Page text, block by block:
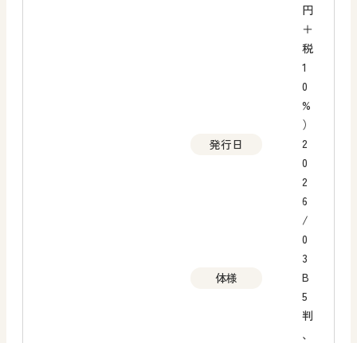
円
＋
税
1
0
%
）
発行日
2
0
2
6
/
0
3
体様
B
5
判
、